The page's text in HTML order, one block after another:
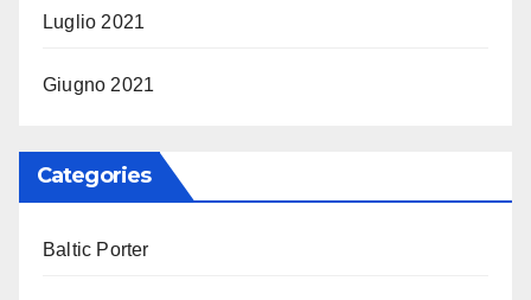
Luglio 2021
Giugno 2021
Categories
Baltic Porter